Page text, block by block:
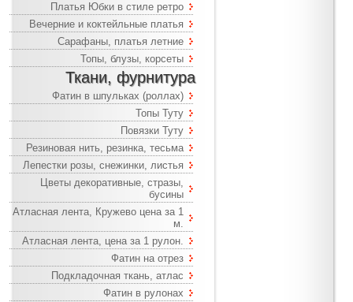
Платья Юбки в стиле ретро
Вечерние и коктейльные платья
Сарафаны, платья летние
Топы, блузы, корсеты
Ткани, фурнитура
Фатин в шпульках (роллах)
Топы Туту
Повязки Туту
Резиновая нить, резинка, тесьма
Лепестки розы, снежинки, листья
Цветы декоративные, стразы,
бусины
Атласная лента, Кружево цена за 1
м.
Атласная лента, цена за 1 рулон.
Фатин на отрез
Подкладочная ткань, атлас
Фатин в рулонах